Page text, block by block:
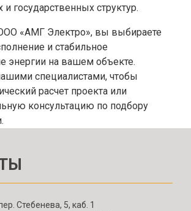
государственных структур.
«АМГ Электро», вы выбираете
и стабильное
энергии на вашем объекте.
специалистами, чтобы
расчет проекта или
консультацию по подбору
Стебенева, 5, каб. 1